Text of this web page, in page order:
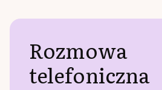
Rozmowa
telefoniczna